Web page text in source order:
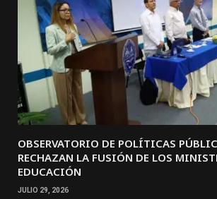
OBSERVATORIO DE POLÍTICAS
RECHAZAN LA FUSIÓN DE LOS
EDUCACIÓN
JULIO 29, 2026